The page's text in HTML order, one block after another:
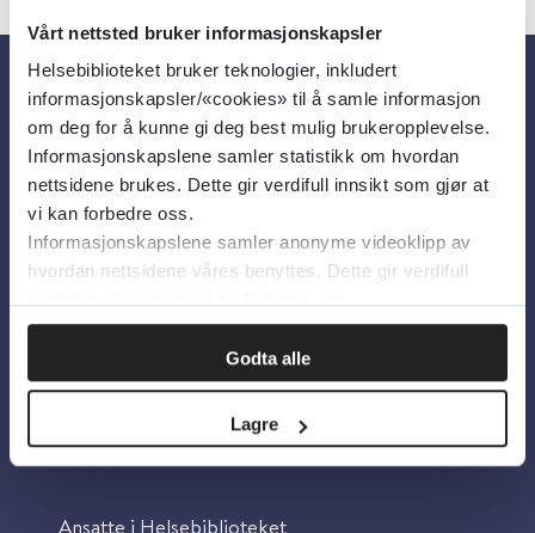
Vårt nettsted bruker informasjonskapsler
Helsebiblioteket bruker teknologier, inkludert
informasjonskapsler/«cookies» til å samle informasjon
om deg for å kunne gi deg best mulig brukeropplevelse.
Informasjonskapslene samler statistikk om hvordan
nettsidene brukes. Dette gir verdifull innsikt som gjør at
vi kan forbedre oss.
Informasjonskapslene samler anonyme videoklipp av
hvordan nettsidene våres benyttes. Dette gir verdifull
Godta alle
Lagre
Om oss
Om Helsebiblioteket
Personvern og informasjonskapsler
Tilgjengelighetserklæring
Information in English
Bilder fra Colourbox.com
Kontakt oss
Ansatte i Helsebiblioteket